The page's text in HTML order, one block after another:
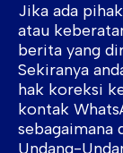
Jika ada
atau
berita yang
Sekiranya
hak koreksi
kontak
sebagaimana
Undang-